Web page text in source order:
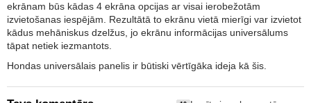
ekrānam būs kādas 4 ekrāna opcijas ar visai ierobežotām
izvietošanas iespējām. Rezultātā to ekrānu vietā mierīgi var izvietot
kādus mehāniskus dzelžus, jo ekrānu informācijas universālums
tāpat netiek iezmantots.
Hondas universālais panelis ir būtiski vērtīgāka ideja kā šis.